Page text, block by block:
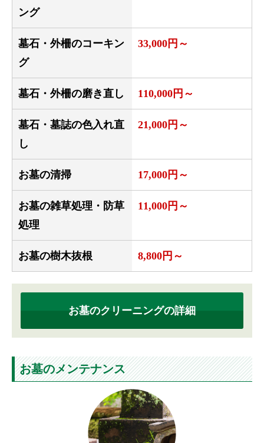
ング
墓石・外柵のコーキン
グ
33,000円～
墓石・外柵の磨き直し 110,000円～
墓石・墓誌の色入れ直
し
21,000円～
お墓の清掃 17,000円～
お墓の雑草処理・防草
処理
11,000円～
お墓の樹木抜根 8,800円～
お墓のクリーニングの詳細
お墓のメンテナンス